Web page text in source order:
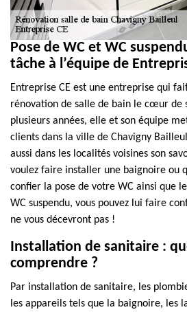
Pose de WC et WC
tâche à l’équipe de
Entreprise CE est une entreprise qui
rénovation de salle de bain le cœur de
plusieurs années, elle et son équipe
clients dans la ville de Chavigny
aussi dans les localités voisines son
voulez faire installer une baignoire ou
confier la pose de votre WC ainsi que
WC suspendu, vous pouvez lui faire
ne vous décevront pas !
Installation de sanitaire :
comprendre ?
Par installation de sanitaire, les
les appareils tels que la baignoire, les